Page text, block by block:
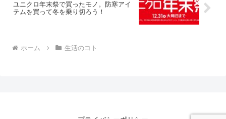
ユニクロ年末祭で買ったモノ。防寒アイ
テムを買って冬を乗り切ろう！
ホーム 生活のコト